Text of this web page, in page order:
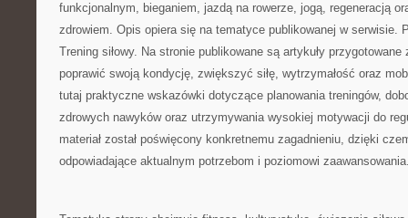
funkcjonalnym, bieganiem, jazdą na rowerze, jogą, regeneracją
zdrowiem. Opis opiera się na tematyce publikowanej w serwisie.
Trening siłowy. Na stronie publikowane są artykuły
poprawić swoją kondycję, zwiększyć siłę, wytrzymałość oraz
tutaj praktyczne wskazówki dotyczące planowania treningów,
zdrowych nawyków oraz utrzymywania wysokiej motywacji do
materiał został poświęcony konkretnemu zagadnieniu, dzięki
odpowiadające aktualnym potrzebom i poziomowi